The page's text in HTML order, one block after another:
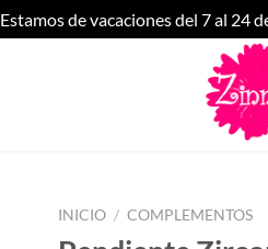
Estamos de vacaciones del 7 al 24
INICIO / COMPLEMENTOS